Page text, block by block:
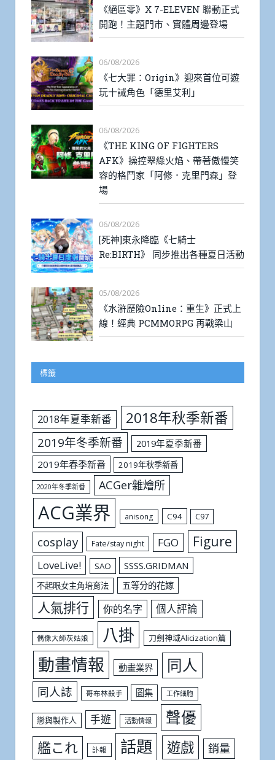
《絕區零》X 7-ELEVEN 聯動正式
開跑！主題門市、實體周邊登場
06/08/2026
《七大罪：Origin》迎來首位可遊
玩十誡角色「德里艾利」
06/08/2026
《THE KING OF FIGHTERS
AFK》操控翠綠火焰、帶著傲慢笑
容的格鬥家「阿修．克里門森」登
場
06/08/2026
[死神]東永降臨《七騎士
Re:BIRTH》 同步推出各種夏日活動
05/08/2026
《水滸歷險Online：重生》正式上
線！經典 PCMMORPG 再戰梁山
標籤
2018年夏季新番 2018年秋季新番
2019年冬季新番
2019年夏季新番
2019年春季新番
2019年秋季新番
2020年冬季新番 ACGer雜燴所
ACG業界 anisong C94 C97
cosplay Fate/stay night FGO Figure
LoveLive! SAO SSSS.GRIDMAN
不起眼女主角培育法 五等分的花嫁
人氣排行 你的名字 個人評論
偶像大師灰姑娘 八掛 刀劍神域Alicization篇
動畫情報 動畫業界 同人
同人誌 哥布林殺手 圖集 工作細胞
戀與製作人 手遊 活動情報 聲優
艦これ 訃報 話題 遊戲 銷量